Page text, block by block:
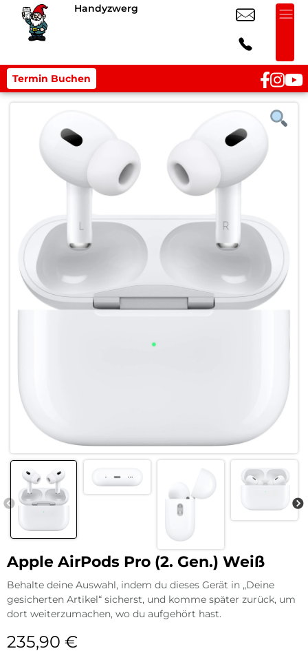
Handyzwerg
Termin Buchen
Apple AirPods Pro (2. Gen.) Weiß
Behalte deine Auswahl, indem du dieses Gerät in „Deine
gesicherten Artikel“ sicherst, und komme später zurück, um
dort weiterzumachen, wo du aufgehört hast.
235,90 €